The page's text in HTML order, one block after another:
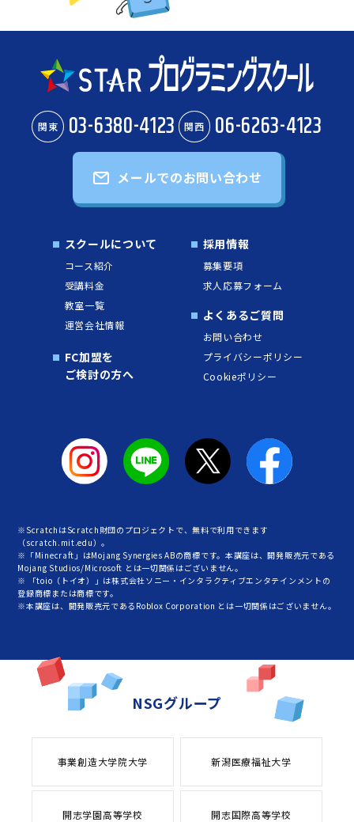
関東 03-6380-4123 関西 06-6263-4123
メールでのお問い合わせ
スクールについて
コース紹介
受講料金
教室一覧
運営会社情報
FC加盟を
ご検討の方へ
採用情報
募集要項
求人応募フォーム
よくあるご質問
お問い合わせ
プライバシーポリシー
Cookieポリシー
※ScratchはScratch財団のプロジェクトで、無料で利用できます
（scratch.mit.edu）。
※「Minecraft」はMojang Synergies ABの商標です。本講座は、開発販売元である
Mojang Studios/Microsoft とは一切関係はございません。
※ 「toio（トイオ）」は株式会社ソニー・インタラクティブエンタテインメントの
登録商標または商標です。
※本講座は、開発販売元であるRoblox Corporation とは一切関係はございません。
NSGグループ
事業創造大学院大学 新潟医療福祉大学
開志学園高等学校 開志国際高等学校